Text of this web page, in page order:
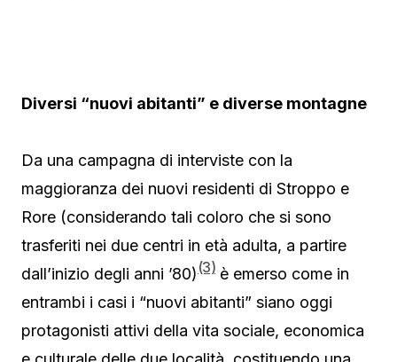
Diversi “nuovi abitanti” e diverse montagne
Da una campagna di interviste con la
maggioranza dei nuovi residenti di Stroppo e
Rore (considerando tali coloro che si sono
trasferiti nei due centri in età adulta, a partire
dall’inizio degli anni ’80) (3) è emerso come in
entrambi i casi i “nuovi abitanti” siano oggi
protagonisti attivi della vita sociale, economica